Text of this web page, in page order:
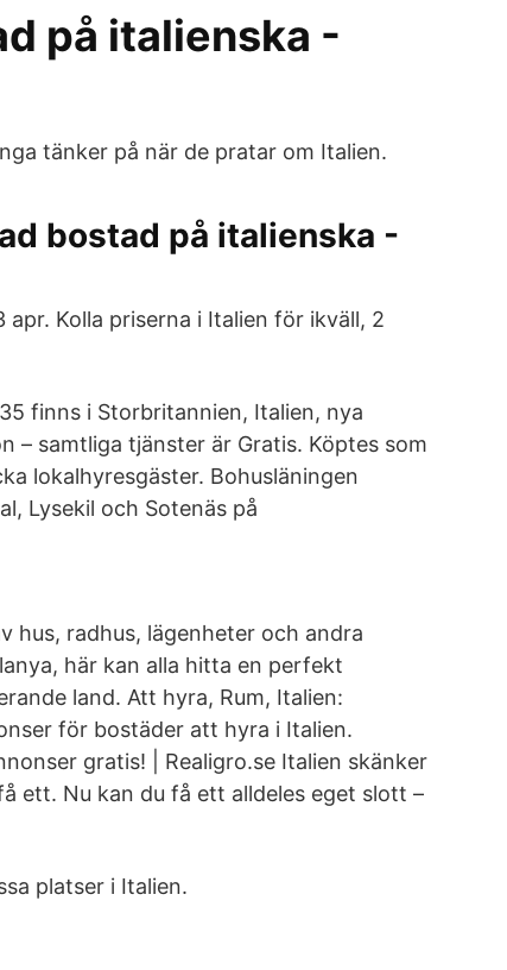
på italienska -
tänker på när de pratar om Italien.
bostad på italienska -
Kolla priserna i Italien för ikväll, 2
finns i Storbritannien, Italien, nya
– samtliga tjänster är Gratis. Köptes som
lokalhyresgäster. Bohusläningen
Lysekil och Sotenäs på
hus, radhus, lägenheter och andra
här kan alla hitta en perfekt
land. Att hyra, Rum, Italien:
för bostäder att hyra i Italien.
gratis! | Realigro.se Italien skänker
ett. Nu kan du få ett alldeles eget slott –
platser i Italien.